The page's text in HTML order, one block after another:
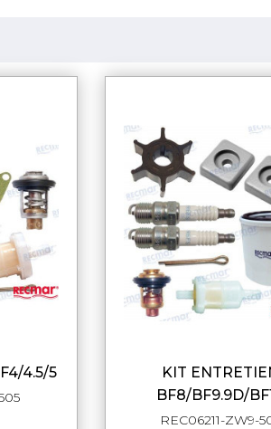
4.5/5 APERÇU
KIT ENTRETIEN
BF8/BF9.9D/
REC06211-ZW9-